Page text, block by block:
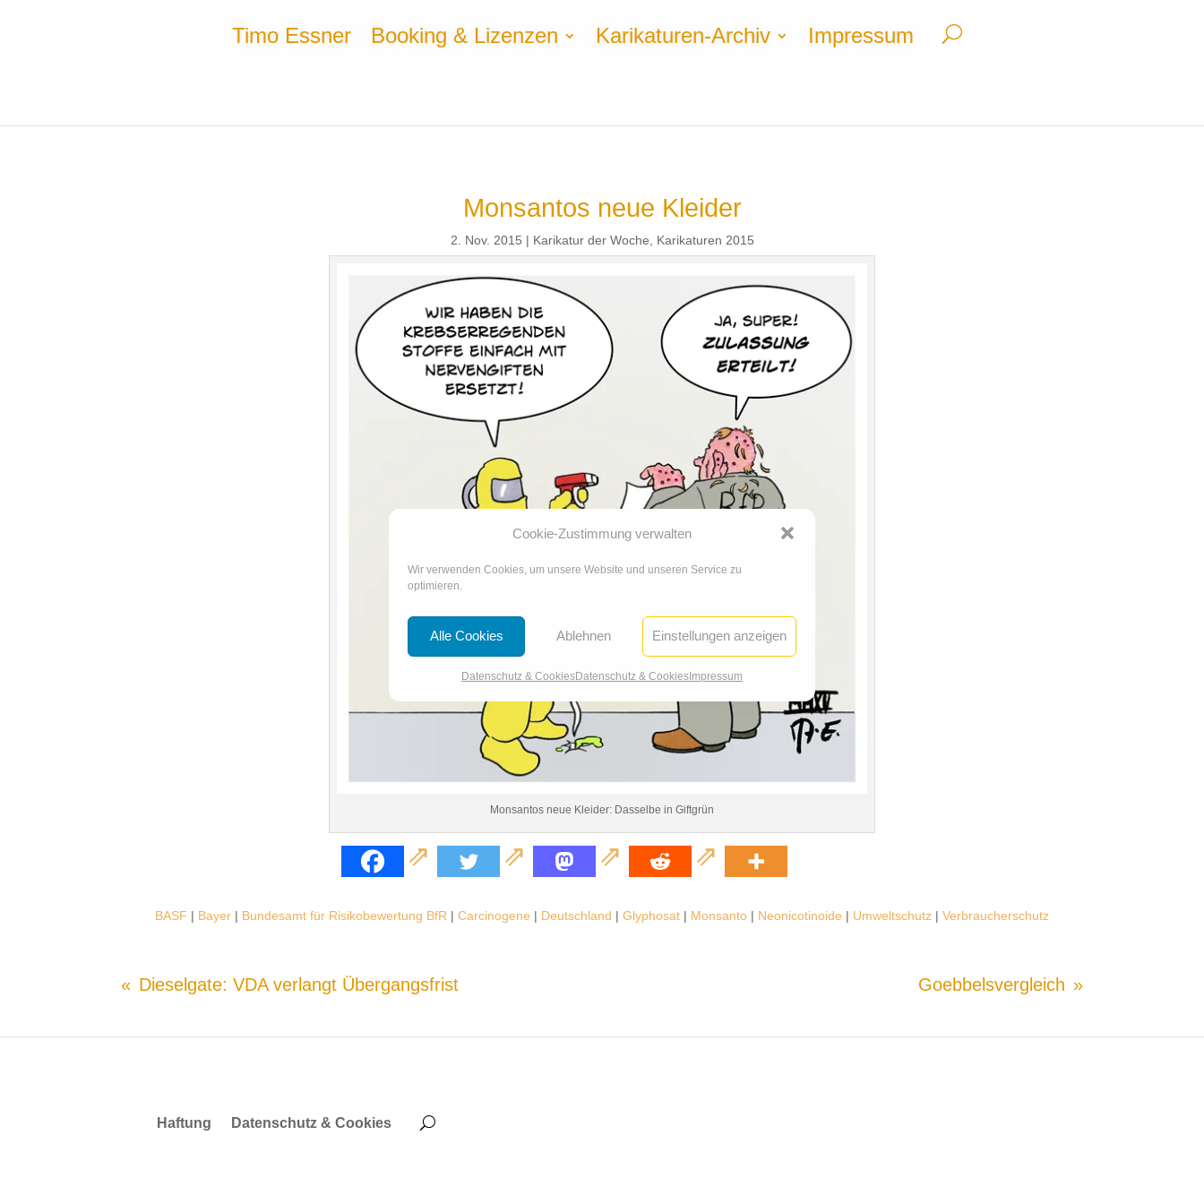
Cookie-Zustimmung verwalten
Wir verwenden Cookies, um unsere Website und unseren Service zu
optimieren.
Alle Cookies Ablehnen Einstellungen anzeigen
Datenschutz & CookiesDatenschutz & CookiesImpressum
Timo Essner Booking & Lizenzen Karikaturen-Archiv Impressum
Monsantos neue Kleider
2. Nov. 2015 Karikatur der Woche, Karikaturen 2015
Monsantos neue Kleider: Dasselbe in Giftgrün
BASF | Bayer | Bundesamt für Risikobewertung BfR | Carcinogene | Deutschland | Glyphosat | Monsanto | Neonicotinoide | Umweltschutz | Verbraucherschutz
Dieselgate: VDA verlangt Übergangsfrist Goebbelsvergleich
Haftung Datenschutz & Cookies